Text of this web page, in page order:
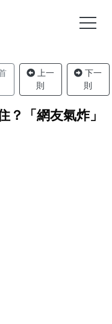
上一
則
下一
則
？「網友氣炸」